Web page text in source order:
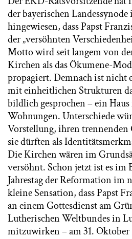
der bayerischen
hingewiesen, dass Papst
der „versöhnten
Motto wird seit langem von
Kirchen als dasÖkumene-
propagiert. Demnach ist nicht
mit einheitlichen Strukturen
bildlich gesprochen – ein
Wohnungen. Unterschiede
Vorstellung, ihren trennenden
sie dürften als
Die Kirchen wären im
versöhnt. Schon jetzt ist es im
Jahrestag der Reformation im
kleine Sensation, dass Papst
an einem Gottesdienst am
Lutherischen Weltbundes in
mitzuwirken – am 31. Oktober